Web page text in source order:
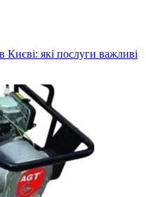
які послуги важливі